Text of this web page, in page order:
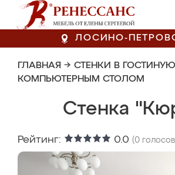
ЛОСИНО-
ГЛАВНАЯ → СТЕНКИ В ГОСТИНУЮ
КОМПЬЮТЕРНЫМ СТОЛОМ
Стенка
Рейтинг: 0.0 (0